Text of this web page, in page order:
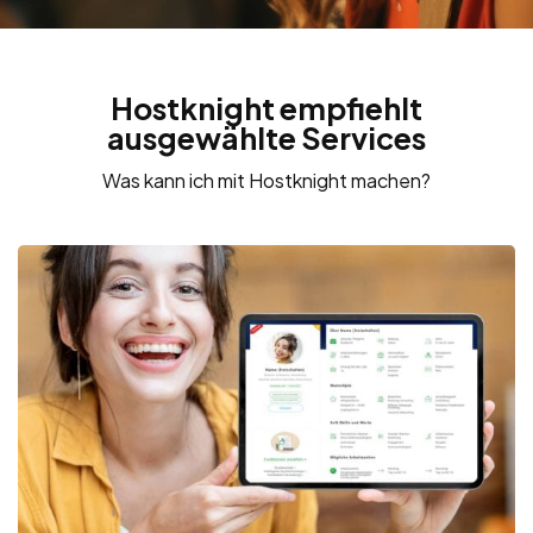
Hostknight empfiehlt
ausgewählte Services
Was kann ich mit Hostknight machen?